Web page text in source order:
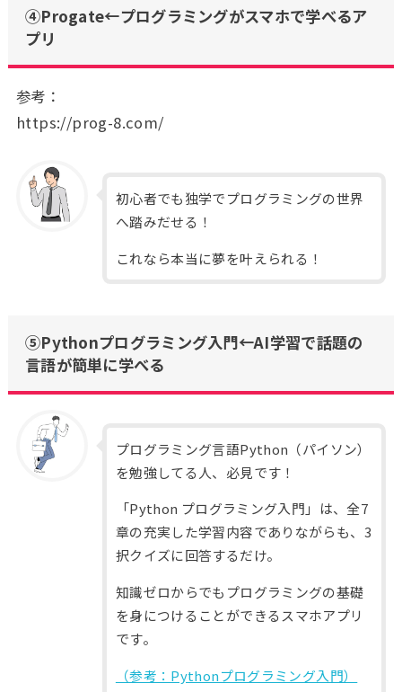
④Progate←プログラミングがスマホで学べるア
プリ
参考：
https://prog-8.com/
初心者でも独学でプログラミングの世界
へ踏みだせる！
これなら本当に夢を叶えられる！
⑤Pythonプログラミング入門←AI学習で話題の
言語が簡単に学べる
プログラミング言語Python（パイソン）
を勉強してる人、必見です！
「Python プログラミング入門」は、全7
章の充実した学習内容でありながらも、3
択クイズに回答するだけ。
知識ゼロからでもプログラミングの基礎
を身につけることができるスマホアプリ
です。
（参考：Pythonプログラミング入門）